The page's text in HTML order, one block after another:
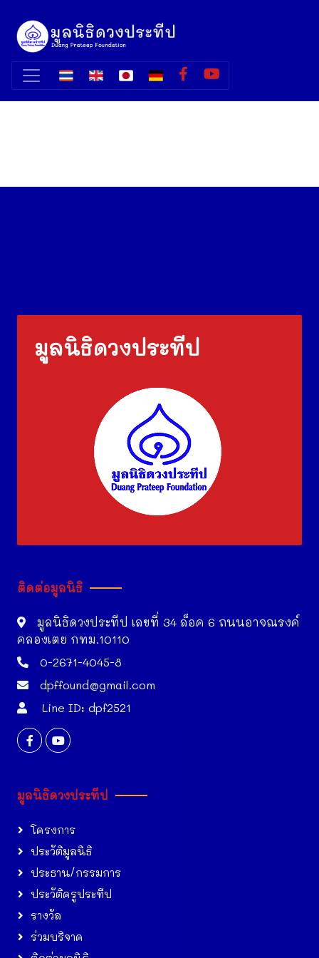
มูลนิธิดวงประทีป
ติดต่อมูลนิธิ
มูลนิธิดวงประทีป เลขที่ 34 ล็อค 6 ถนนอาจณรงค์
คลองเตย กทม.10110
0-2671-4045-8
dpffound@gmail.com
Line ID: dpf2521
มูลนิธิดวงประทีป
โครงการ
ประวัติมูลนิธิ
ประธาน/กรรมการ
ประวัติครูประทีป
รางวัล
ร่วมบริจาค